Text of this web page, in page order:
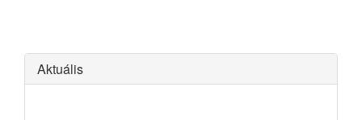
Aktuális